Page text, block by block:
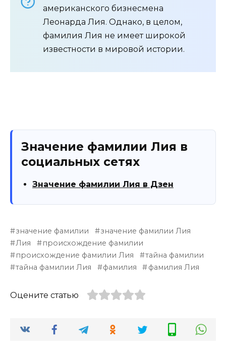
американского бизнесмена
Леонарда Лия. Однако, в целом,
фамилия Лия не имеет широкой
известности в мировой истории.
Значение фамилии Лия в
социальных сетях
Значение фамилии Лия в Дзен
значение фамилии
значение фамилии Лия
Лия
происхождение фамилии
происхождение фамилии Лия
тайна фамилии
тайна фамилии Лия
фамилия фамилия Лия
Оцените статью